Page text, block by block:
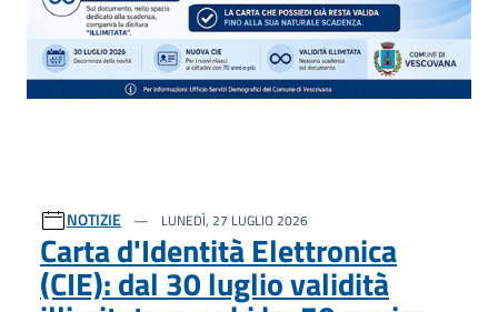
NOTIZIE LUNEDÌ, 27 LUGLIO 2026
Carta d'Identità Elettronica
(CIE): dal 30 luglio validità